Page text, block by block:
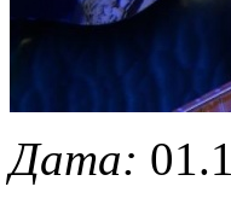
Дата: